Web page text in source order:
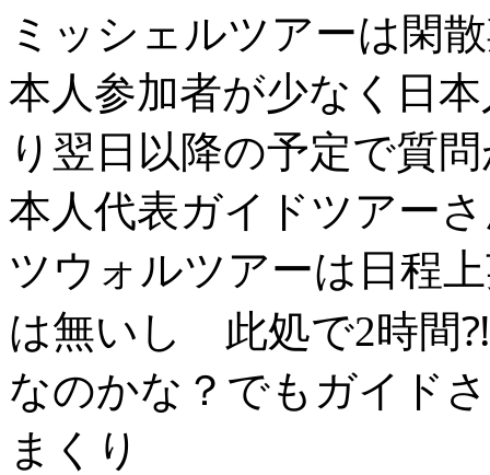
ミッシェルツアーは閑
本人参加者が少なく日
り翌日以降の予定で質
本人代表ガイドツアー
ツウォルツアーは日程
は無いし 此処で2時間
なのかな？でもガイド
まくり